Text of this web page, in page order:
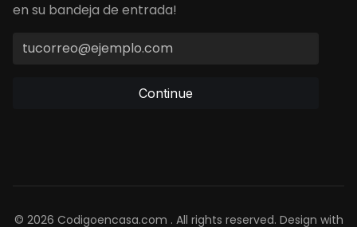
en su bandeja de entrada!
Continue
© 2026 Codigoencasa.com . All rights reserved. Design with